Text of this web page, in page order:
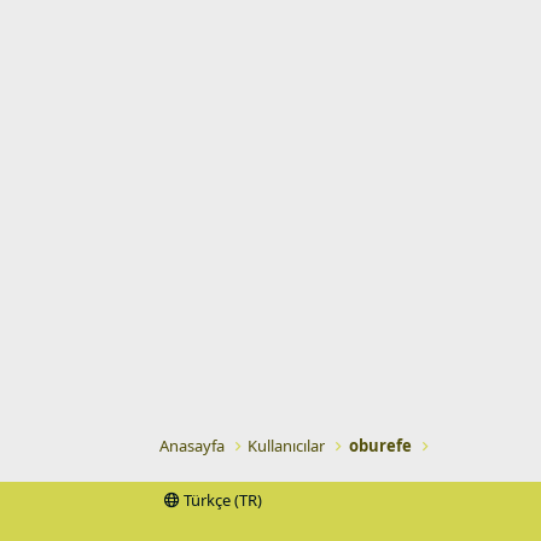
Anasayfa Kullanıcılar oburefe
Türkçe (TR)